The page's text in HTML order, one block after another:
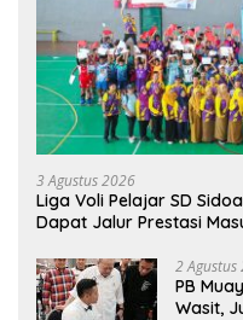
3 Agustus 2026
Liga Voli Pelajar SD
Dapat Jalur Prestasi
2 Agustus
PB
Wasit,